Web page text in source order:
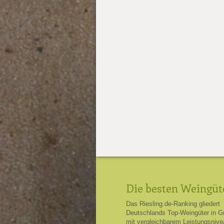
Die besten
Das Riesling.de-Ranking gliedert
Deutschlands Top-Weingüter in
mit vergleichbarem